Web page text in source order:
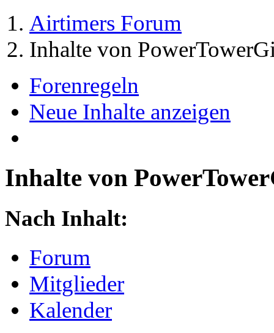
Airtimers Forum
Inhalte von
Forenregeln
Neue Inhalte anzeigen
Inhalte von
Nach Inhalt:
Forum
Mitglieder
Kalender